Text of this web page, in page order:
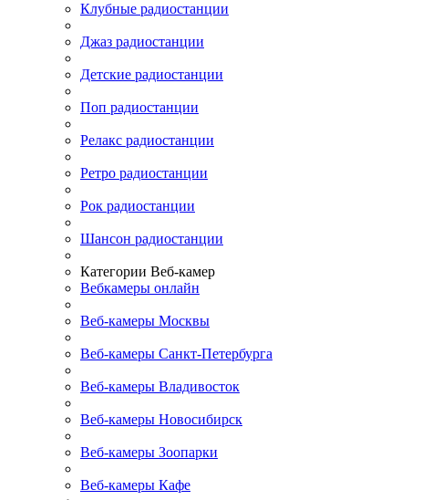
Клубные радиостанции
Джаз радиостанции
Детские радиостанции
Поп радиостанции
Релакс радиостанции
Ретро радиостанции
Рок радиостанции
Шансон радиостанции
Категории Веб-камер
Вебкамеры онлайн
Веб-камеры Москвы
Веб-камеры Санкт-Петербурга
Веб-камеры Владивосток
Веб-камеры Новосибирск
Веб-камеры Зоопарки
Веб-камеры Кафе